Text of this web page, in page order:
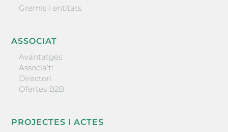
Gremis i entitats
ASSOCIAT
Avantatges
Associa’t!
Directori
Ofertes B2B
PROJECTES I ACTES